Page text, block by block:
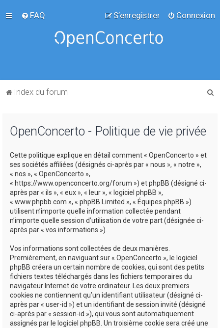
FAQ Connexion
S’enregistrer
Index du forum
OpenConcerto - Politique de vie privée
Cette politique explique en détail comment « OpenConcerto » et
ses sociétés affiliées (désignés ci-après par « nous », « notre »,
« nos », « OpenConcerto »,
« https://www.openconcerto.org/forum ») et phpBB (désigné ci-
après par « ils », « eux », « leur », « logiciel phpBB »,
« www.phpbb.com », « phpBB Limited », « Équipes phpBB »)
utilisent n’importe quelle information collectée pendant
n’importe quelle session d’utilisation de votre part (désignée ci-
après par « vos informations »).
Vos informations sont collectées de deux manières.
Premièrement, en naviguant sur « OpenConcerto », le logiciel
phpBB créera un certain nombre de cookies, qui sont des petits
fichiers textes téléchargés dans les fichiers temporaires du
navigateur Internet de votre ordinateur. Les deux premiers
cookies ne contiennent qu’un identifiant utilisateur (désigné ci-
après par « user-id ») et un identifiant de session invité (désigné
ci-après par « session-id »), qui vous sont automatiquement
assignés par le logiciel phpBB. Un troisième cookie sera créé une